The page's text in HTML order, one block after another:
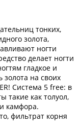
тонких,
золота,
ногти
делает ногти
гладкое и
на своих
Система 5 free: в
такие как толуол,
камфора.
фильтрат корня